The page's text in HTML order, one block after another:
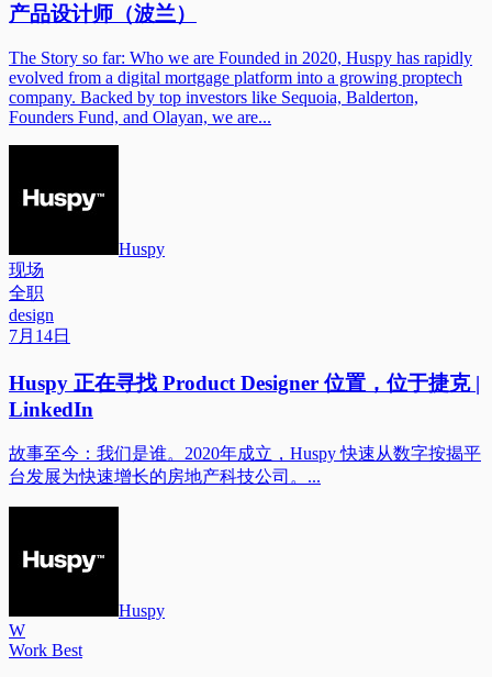
产品设计师（波兰）
The Story so far: Who we are Founded in 2020, Huspy has rapidly
evolved from a digital mortgage platform into a growing proptech
company. Backed by top investors like Sequoia, Balderton,
Founders Fund, and Olayan, we are...
Huspy
现场
全职
design
7月14日
Huspy 正在寻找 Product Designer 位置，位于捷克 |
LinkedIn
故事至今：我们是谁。2020年成立，Huspy 快速从数字按揭平
台发展为快速增长的房地产科技公司。...
Huspy
W
Work Best